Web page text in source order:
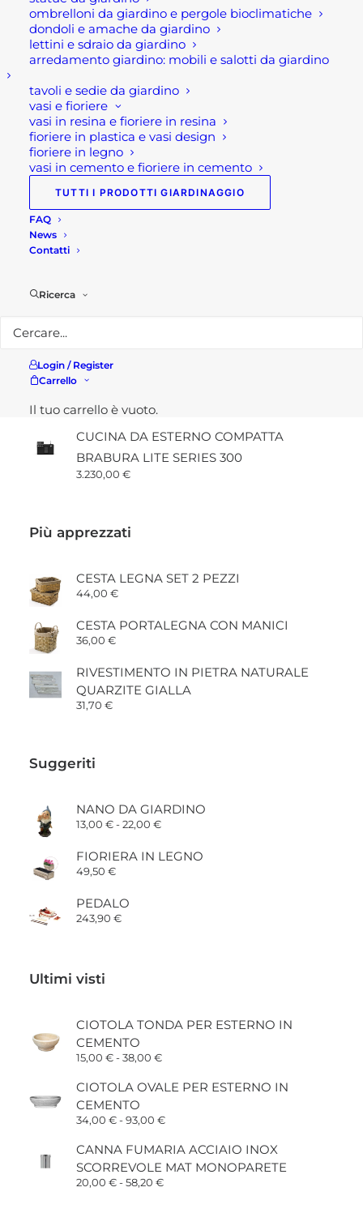
ombrelloni da giardino e pergole bioclimatiche
dondoli e amache da giardino
lettini e sdraio da giardino
arredamento giardino: mobili e salotti da giardino
tavoli e sedie da giardino
vasi e fioriere
vasi in resina e fioriere in resina
fioriere in plastica e vasi design
fioriere in legno
vasi in cemento e fioriere in cemento
TUTTI I PRODOTTI GIARDINAGGIO
FAQ
News
Contatti
Ricerca
Login / Register
Carrello
Il tuo carrello è vuoto.
Dichiaro di aver ricevuto completa informativa ai
sensi dell’articolo 13 del Regolamento 679/2016
(accessibile cliccando suPrivacy Policy)
In evidenza
TAVOLO DA GIARDINO ALLUNGABILE
TAVOLO GIARDINO QUADRATO
600,00 €
CUCINA DA ESTERNO COMPATTA
BRABURA LITE SERIES 300
3.230,00 €
Più apprezzati
CESTA LEGNA SET 2 PEZZI
44,00 €
CESTA PORTALEGNA CON MANICI
36,00 €
RIVESTIMENTO IN PIETRA NATURALE
QUARZITE GIALLA
31,70 €
Suggeriti
NANO DA GIARDINO
13,00 €-22,00 €Fascia
da
FIORIERA IN LEGNO
49,50 €
PEDALO
243,90 €
Ultimi visti
CIOTOLA TONDA PER ESTERNO IN
CEMENTO
15,00 €-38,00 €Fascia
prezzo:
da
a
CIOTOLA OVALE PER ESTERNO IN
CEMENTO
34,00 €-93,00 €Fascia
prezzo:
da
34,00 €
CANNA FUMARIA ACCIAIO INOX
SCORREVOLE MAT MONOPARETE
20,00 €-58,20 €Fascia